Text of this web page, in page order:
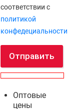
соответствии с
политикой
конфедециальности
Отправить
Оптовые
цены